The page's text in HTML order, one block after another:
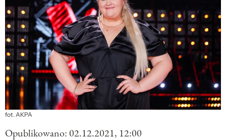
fot. AKPA
Opublikowano: 02.12.2021, 12:00